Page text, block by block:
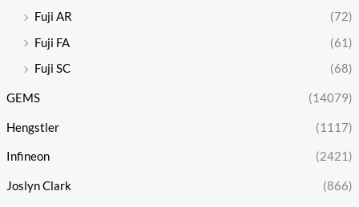
Fuji AR
(72)
Fuji FA
(61)
Fuji SC
(68)
GEMS (14079)
Hengstler (1117)
Infineon (2421)
Joslyn Clark (866)